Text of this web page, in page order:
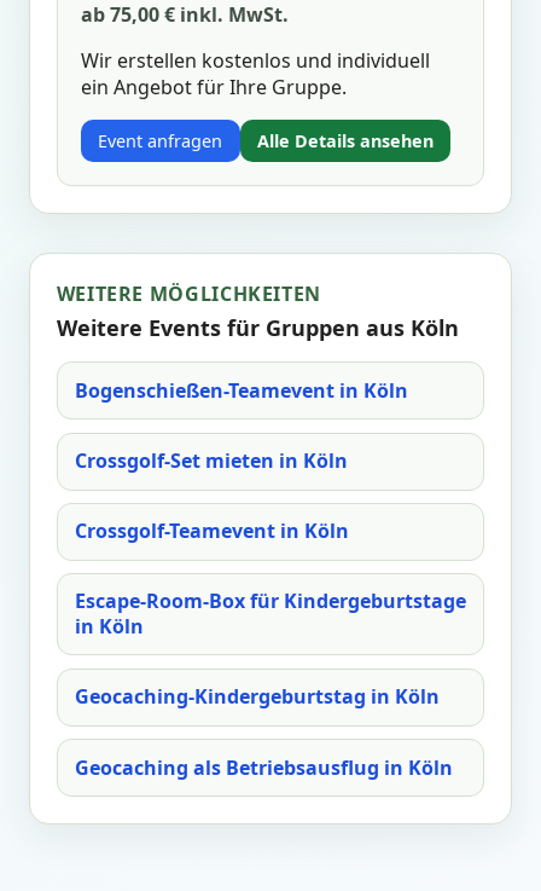
ab 75,00 € inkl. MwSt.
Wir erstellen kostenlos und individuell
ein Angebot für Ihre Gruppe.
Event anfragen Alle Details ansehen
WEITERE MÖGLICHKEITEN
Weitere Events für Gruppen aus Köln
Bogenschießen-Teamevent in Köln
Crossgolf-Set mieten in Köln
Crossgolf-Teamevent in Köln
Escape-Room-Box für Kindergeburtstage
in Köln
Geocaching-Kindergeburtstag in Köln
Geocaching als Betriebsausflug in Köln